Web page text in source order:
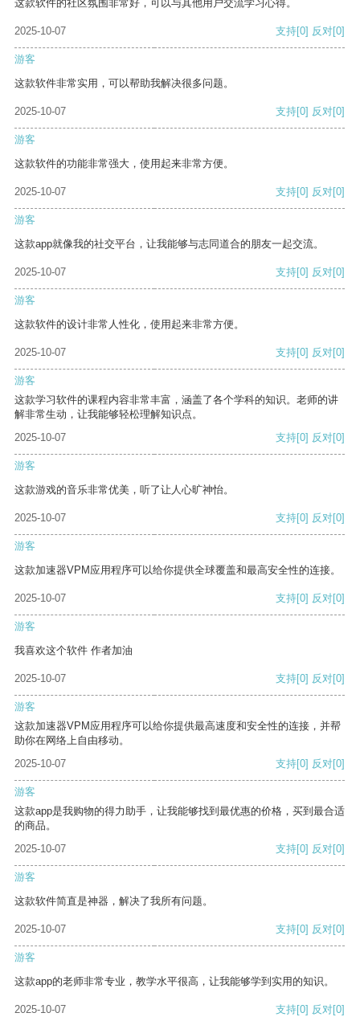
这款软件的社区氛围非常好，可以与其他用户交流学习心得。
2025-10-07 支持[0] 反对[0]
游客
这款软件非常实用，可以帮助我解决很多问题。
2025-10-07 支持[0] 反对[0]
游客
这款软件的功能非常强大，使用起来非常方便。
2025-10-07 支持[0] 反对[0]
游客
这款app就像我的社交平台，让我能够与志同道合的朋友一起交流。
2025-10-07 支持[0] 反对[0]
游客
这款软件的设计非常人性化，使用起来非常方便。
2025-10-07 支持[0] 反对[0]
游客
这款学习软件的课程内容非常丰富，涵盖了各个学科的知识。老师的讲
解非常生动，让我能够轻松理解知识点。
2025-10-07
支持[0] 反对[0]
游客
这款游戏的音乐非常优美，听了让人心旷神怡。
2025-10-07 支持[0] 反对[0]
游客
这款加速器VPM应用程序可以给你提供全球覆盖和最高安全性的连接。
2025-10-07 支持[0] 反对[0]
游客
我喜欢这个软件 作者加油
2025-10-07 支持[0] 反对[0]
游客
这款加速器VPM应用程序可以给你提供最高速度和安全性的连接，并帮
助你在网络上自由移动。
2025-10-07
支持[0] 反对[0]
游客
这款app是我购物的得力助手，让我能够找到最优惠的价格，买到最合适
的商品。
2025-10-07
支持[0] 反对[0]
游客
这款软件简直是神器，解决了我所有问题。
2025-10-07 支持[0] 反对[0]
游客
这款app的老师非常专业，教学水平很高，让我能够学到实用的知识。
2025-10-07 支持[0] 反对[0]